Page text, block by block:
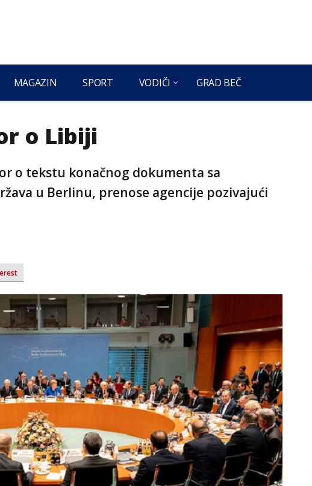
MAGAZIN SPORT VODIČI GRAD BEČ
o Libiji
o tekstu konačnog dokumenta sa
u Berlinu, prenose agencije pozivajući